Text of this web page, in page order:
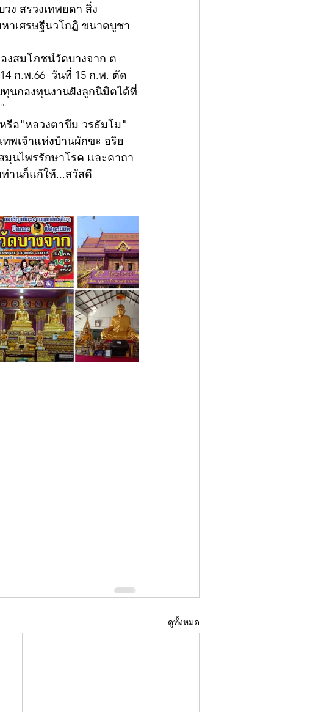
ง สรวงเทพยดา สิ่ง
าเศรษฐีนวโกฏิ ขนาดบูชา
งสมโภชน์วัดบางจาก ต
ก.พ.66  วันที่ 15 ก.พ. ตัด
นกองทุนงานฝังลูกนิมิตได้ที่
รือ"หลวงตาขึม วรธัมโม"
พเจ้าแห่งบ้านผักขะ อริย
นไพรรักษาโรค และคาถา
านก็แก้ให้...สวัสดี
ดูทั้งหมด